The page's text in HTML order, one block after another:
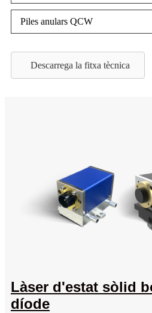
Piles anulars QCW
Descarrega la fitxa tècnica
Làser d'estat sòlid
díode